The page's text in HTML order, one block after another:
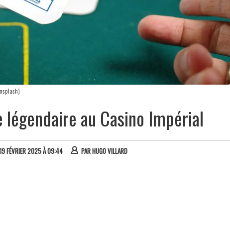
au Casino Impérial
FÉVRIER 2025 À 09:44 PARHUGO VILLARD